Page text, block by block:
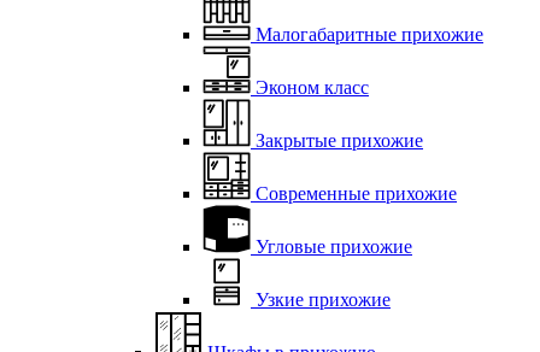
Малогабаритные прихожие
Эконом класс
Закрытые прихожие
Современные прихожие
Угловые прихожие
Узкие прихожие